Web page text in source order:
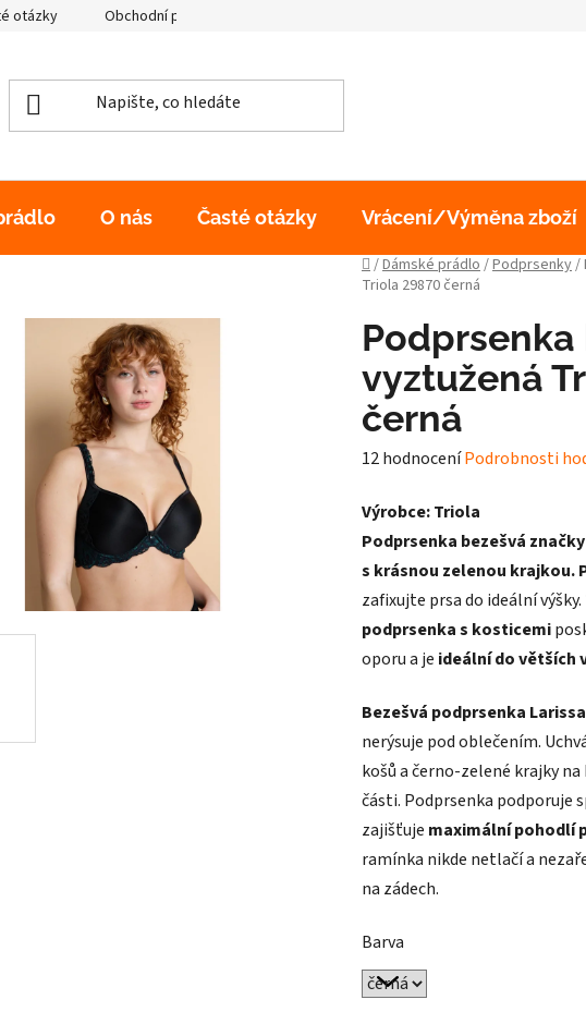
otázky Obchodní podmínky
O nás Časté otázky Vrácení/Výměna zboží
Domů
/Dámské prádlo/Podprsenky/
Triola 29870 černá
Podprsenka
vyztužená
černá
Průměrné
produktu
je
5,0
z
5
hvězdiček.
12 hodnoceníPodrobnosti
Výrobce: Triola
Podprsenka bezešvá
s krásnou zelenou krajkou.
zafixujte prsa do ideální výšky.
podprsenka s kosticemi
oporu a je ideální do větších
Bezešvá podprsenka Larissa
nerýsuje pod oblečením.
košů a černo-zelené krajky
části. Podprsenka podporuje
zajišťuje maximální pohodlí
ramínka nikde netlačí a
na zádech.
Barva